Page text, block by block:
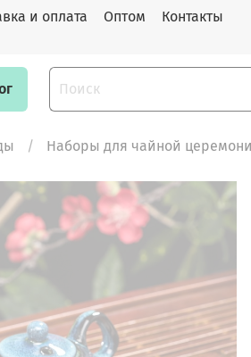
и оплата Оптом
Контакты
Наборы для чайной